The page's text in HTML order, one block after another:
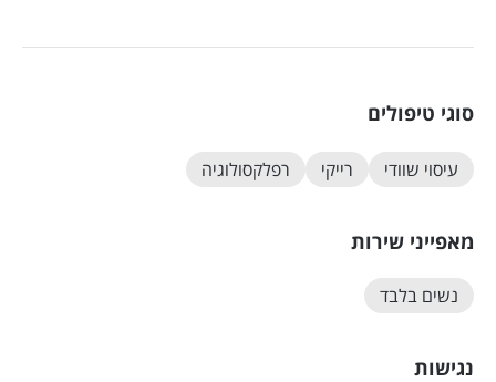
סוגי טיפולים
עיסוי שוודי רייקי רפלקסולוגיה
מאפייני שירות
נשים בלבד
נגישות